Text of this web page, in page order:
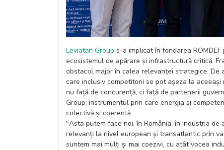
Leviatan Group s-a implicat în fondarea
ecosistemul de apărare și infrastructură critică.
obstacol major în calea relevanței strategice. De
care inclusiv competitorii se pot așeza la
nu față de concurență, ci față de partenerii
Group, instrumentul prin care energia și
colectivă și coerentă.
"Asta putem face noi, în România, în industria de
relevanți la nivel european și transatlantic prin
suntem mai mulți și mai coezivi, cu atât vocea